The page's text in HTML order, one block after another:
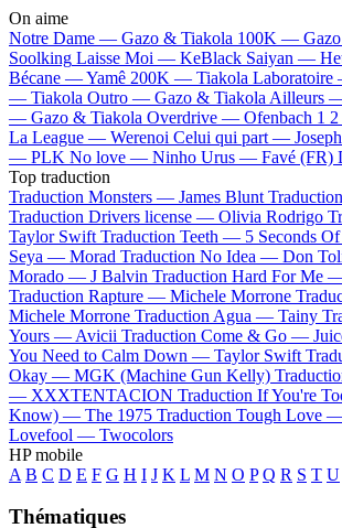
On aime
Notre Dame — Gazo & Tiakola 100K — Gazo
Soolking Laisse Moi — KeBlack Saiyan —
Bécane —Yamê 200K — Tiakola
— Tiakola Outro — Gazo & Tiakola Ailleurs
— Gazo & Tiakola Overdrive — Ofenbach 1
La League — Werenoi Celui qui part —
— PLK No love — Ninho Urus — Favé (FR)
Top traduction
Traduction Monsters — James Blunt
Traduction Drivers license — Olivia Rodrigo
Taylor Swift Traduction Teeth — 5 Seconds
Seya — Morad Traduction No Idea — Don
Morado — J Balvin Traduction Hard For Me
Traduction Rapture — Michele Morrone
Michele Morrone Traduction Agua — Tainy
Yours — Avicii Traduction Come & Go —
You Need to Calm Down — Taylor Swift
Okay — MGK (Machine Gun Kelly)
— XXXTENTACION Traduction If You're
Know) — The 1975 Traduction Tough Love
Lovefool — Twocolors
HP mobile
A B C D E F G H I J K L M N O P Q R S T U
Thématiques